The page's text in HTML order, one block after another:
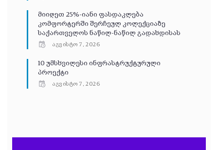
მიიღეთ 25%-იანი ფასდაკლება
კომფორტერში შერჩეულ კოლექციაზე
საქართველოს ნაწილ-ნაწილ გადახდისას
აგვისტო 7, 2026
10 უმსხვილესი ინფრასტრუქტურული
პროექტი
აგვისტო 7, 2026